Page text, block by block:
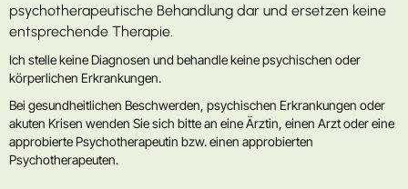
psychotherapeutische Behandlung dar und ersetzen keine
entsprechende Therapie.
Ich stelle keine Diagnosen und behandle keine psychischen oder
körperlichen Erkrankungen.
Bei gesundheitlichen Beschwerden, psychischen Erkrankungen oder
akuten Krisen wenden Sie sich bitte an eine Ärztin, einen Arzt oder eine
approbierte Psychotherapeutin bzw. einen approbierten
Psychotherapeuten.